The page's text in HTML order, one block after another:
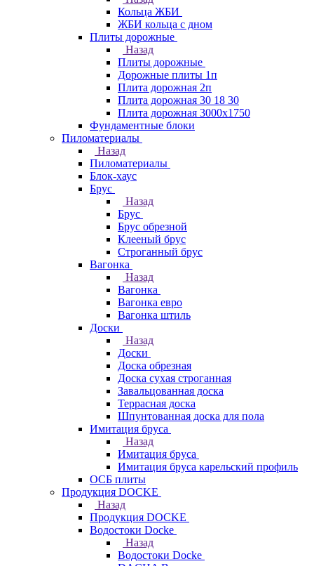
Кольца ЖБИ
ЖБИ кольца с дном
Плиты дорожные
Назад
Плиты дорожные
Дорожные плиты 1п
Плита дорожная 2п
Плита дорожная 30 18 30
Плита дорожная 3000х1750
Фундаментные блоки
Пиломатериалы
Назад
Пиломатериалы
Блок-хаус
Брус
Назад
Брус
Брус обрезной
Клееный брус
Строганный брус
Вагонка
Назад
Вагонка
Вагонка евро
Вагонка штиль
Доски
Назад
Доски
Доска обрезная
Доска сухая строганная
Завальцованная доска
Террасная доска
Шпунтованная доска для пола
Имитация бруса
Назад
Имитация бруса
Имитация бруса карельский профиль
ОСБ плиты
Продукция DOCKE
Назад
Продукция DOCKE
Водостоки Docke
Назад
Водостоки Docke